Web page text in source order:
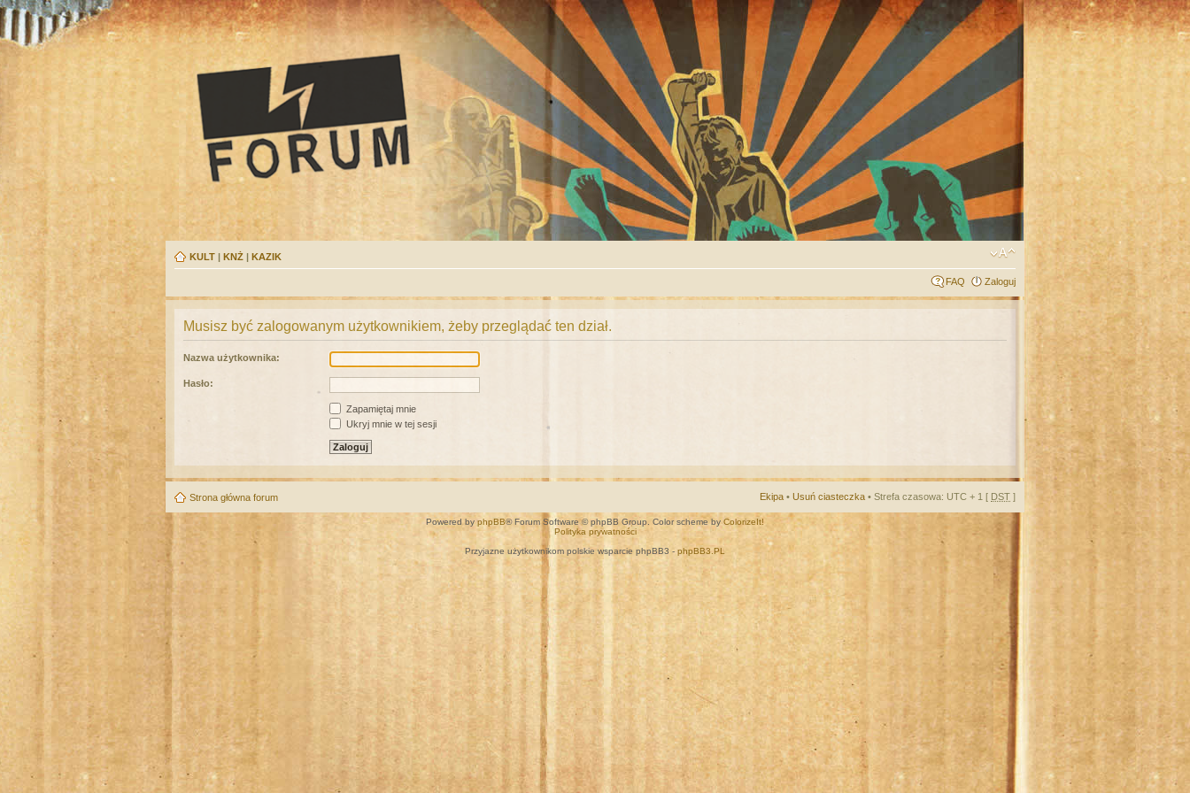
KULT | KNŻ | KAZIK
FAQ Zaloguj
Musisz być zalogowanym użytkownikiem, żeby przeglądać ten dział.
Nazwa użytkownika:
Hasło:
Zapamiętaj mnie
Ukryj mnie w tej sesji
Strona główna forum Ekipa • Usuń ciasteczka • Strefa czasowa: UTC + 1 [ DST ]
Powered by phpBB® Forum Software © phpBB Group. Color scheme by ColorizeIt!
Polityka prywatności
Przyjazne użytkownikom polskie wsparcie phpBB3 - phpBB3.PL